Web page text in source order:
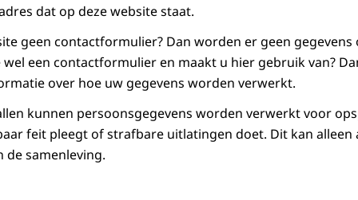
dat op deze website staat.
geen contactformulier? Dan worden er geen gegevens
wel een contactformulier en maakt u hier gebruik van?
over hoe uw gegevens worden verwerkt.
kunnen persoonsgegevens worden verwerkt voor
feit pleegt of strafbare uitlatingen doet. Dit kan alleen
de samenleving.